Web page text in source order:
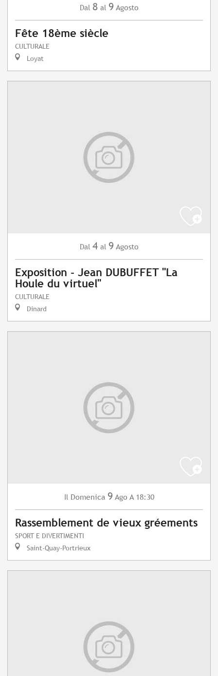
Dal 8 al 9 Agosto
Fête 18ème siècle
CULTURALE
Loyat
Dal 4 al 9 Agosto
Exposition - Jean DUBUFFET "La
Houle du virtuel"
CULTURALE
Dinard
Il Domenica 9 Ago A 18:30
Rassemblement de vieux gréements
SPORT E DIVERTIMENTI
Saint-Quay-Portrieux